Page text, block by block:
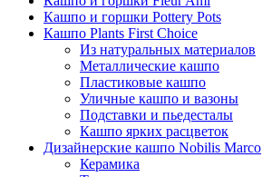
Кашпо и горшки Pottery Pots
Кашпо Plants First Choice
Из натуральных материалов
Металлические кашпо
Пластиковые кашпо
Уличные кашпо и вазоны
Подставки и пьедесталы
Кашпо ярких расцветок
Дизайнерские кашпо Nobilis Marco
Керамика